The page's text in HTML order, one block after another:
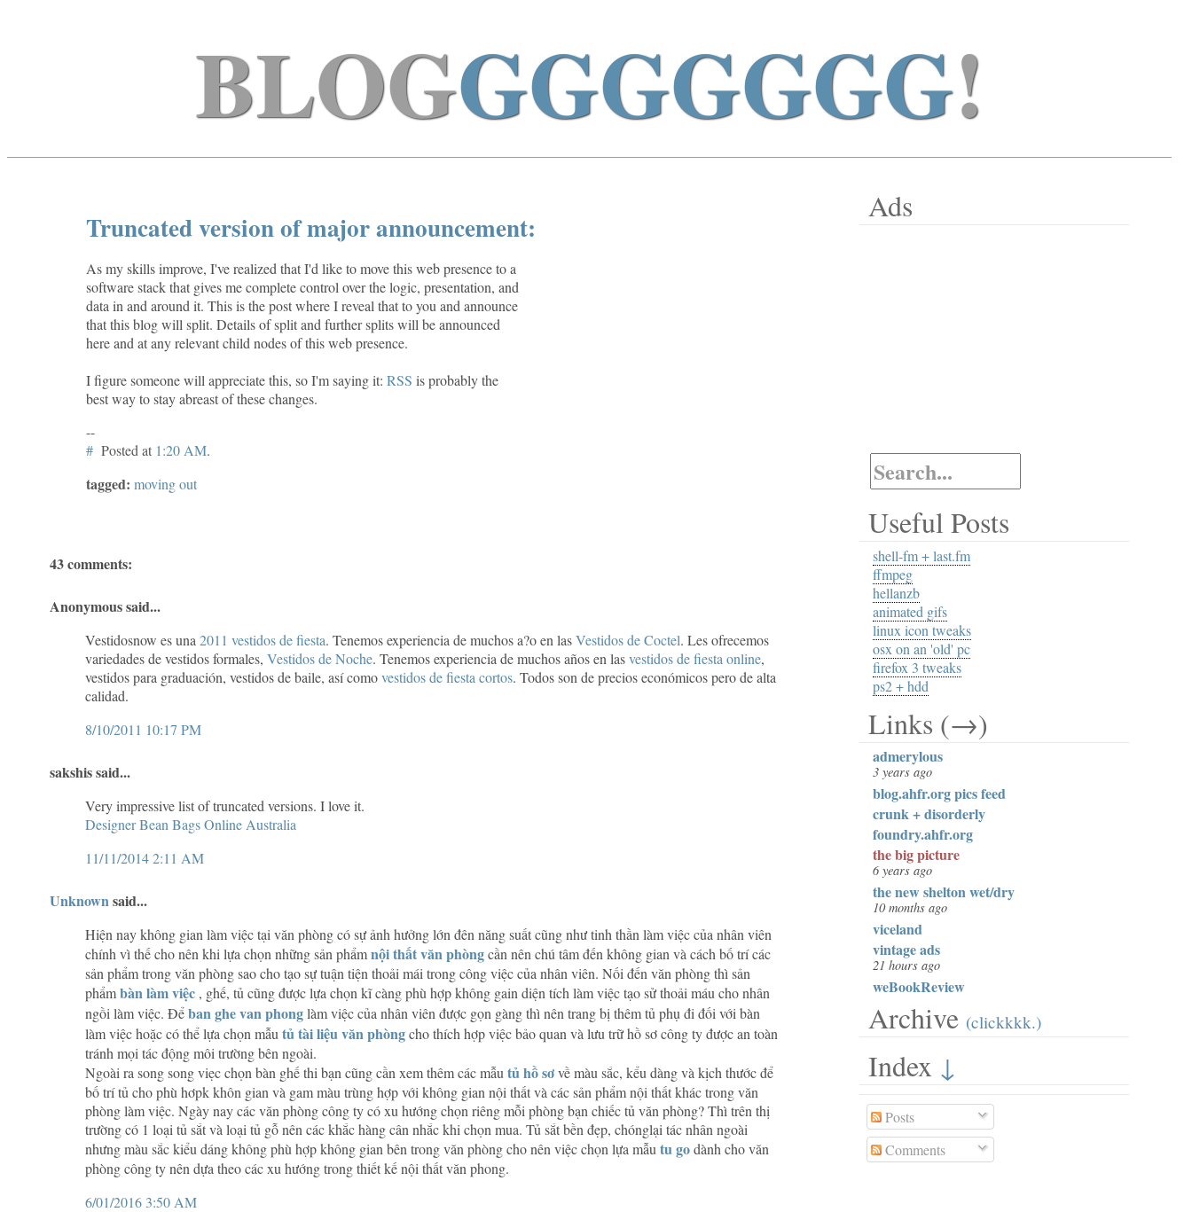
BLOGGGGGGGG!
Truncated version of major announcement:
As my skills improve, I've realized that I'd like to move this web presence to a
software stack that gives me complete control over the logic, presentation, and
data in and around it. This is the post where I reveal that to you and announce
that this blog will split. Details of split and further splits will be announced
here and at any relevant child nodes of this web presence.
I figure someone will appreciate this, so I'm saying it:RSS is probably the
best way to stay abreast of these changes.
--
# Posted at 1:20 AM.
tagged: moving out
43 comments:
Anonymous said...
Vestidosnow es una2011 vestidos de fiesta. Tenemos experiencia de muchos a?o en lasVestidos de Coctel. Les ofrecemos
variedades de vestidos formales, Vestidos de Noche. Tenemos experiencia de muchos años en lasvestidos de fiesta online,
vestidos para graduación, vestidos de baile, así comovestidos de fiesta cortos. Todos son de precios económicos pero de alta
calidad.
8/10/2011 10:17 PM
sakshis said...
Very impressive list of truncated versions. I love it.
Designer Bean Bags Online Australia
11/11/2014 2:11 AM
Unknownsaid...
Hiện nay không gian làm việc tại văn phòng có sự ảnh hưởng lớn đên năng suất cũng như tinh thần làm việc của nhân viên
chính vì thế cho nên khi lựa chọn những sản phẩmnội thất văn phòngcần nên chú tâm đến không gian và cách bố trí các
sản phẩm trong văn phòng sao cho tạo sự tuận tiện thoải mái trong công việc của nhân viên. Nối đến văn phòng thì sản
phẩmbàn làm việc , ghế, tủ cũng được lựa chọn kĩ càng phù hợp không gain diện tích làm việc tạo sử thoải máu cho nhân
ngồi làm việc. Đểban ghe van phonglàm việc của nhân viên được gọn gàng thì nên trang bị thêm tủ phụ đi đối với bàn
làm việc hoặc có thể lựa chọn mẫu tủ tài liệu văn phòngcho thích hợp việc bảo quan và lưu trữ hồ sơ công ty được an toàn
tránh mọi tác động môi trường bên ngoài.
Ngoài ra song song viẹc chọn bàn ghế thi bạn cũng cần xem thêm các mẫu tủ hồ sơvề màu sắc, kểu dàng và kịch thước để
bố trí tủ cho phù hơpk khôn gian và gam màu trùng hợp với không gian nội thất và các sản phẩm nội thất khác trong văn
phòng làm việc. Ngày nay các văn phòng công ty có xu hướng chọn riêng mỗi phòng bạn chiếc tủ văn phòng? Thì trên thị
trường có 1 loại tủ sắt và loại tủ gỗ nên các khắc hàng cân nhắc khi chọn mua. Tủ sắt bền đẹp, chónglại tác nhân ngoài
nhưng màu sắc kiểu dáng không phù hợp không gian bên trong văn phòng cho nên việc chọn lựa mẫu tu godành cho văn
phòng công ty nên dựa theo các xu hướng trong thiết kế nội thất văn phong.
6/01/2016 3:50 AM
Ads
Useful Posts
shell-fm + last.fm
ffmpeg
hellanzb
animated gifs
linux icon tweaks
osx on an 'old' pc
firefox 3 tweaks
ps2 + hdd
Links (→)
admerylous
3 years ago
blog.ahfr.org pics feed
crunk + disorderly
foundry.ahfr.org
the big picture
6 years ago
the new shelton wet/dry
10 months ago
viceland
vintage ads
21 hours ago
weBookReview
Archive (clickkkk.)
Index ↓
Posts
Comments